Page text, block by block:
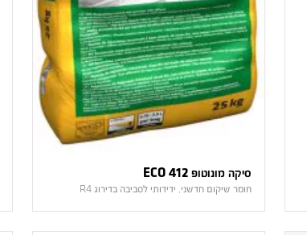
סיקה מונוטופ 412 ECO
חומר שיקום חדשני, ידידותי לסביבה בדירוג R4